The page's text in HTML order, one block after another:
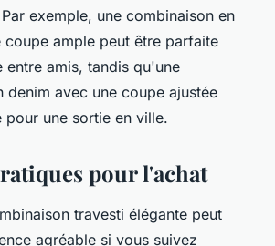
exemple, une combinaison en
coupe ample peut être parfaite
entre amis, tandis qu'une
denim avec une coupe ajustée
pour une sortie en ville.
pour l'achat
travesti élégante peut
agréable si vous suivez